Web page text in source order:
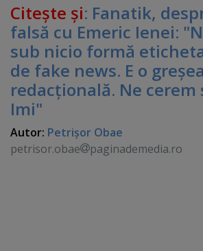
Citeşte şi: Fanatik,
falsă cu Emeric Ienei:
sub nicio formă
de fake news. E o
redacţională. Ne cerem
Imi"
Autor: Petrişor Obae
petrisor.obae
paginademedia.ro